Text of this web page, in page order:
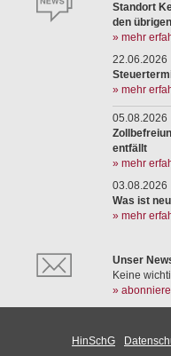
Standort
den
» mehr
22.06.2026
» mehr
05.08.2026
entfällt
» mehr
03.08.2026
Was ist
» mehr
Unser
Keine
»
HinSchG